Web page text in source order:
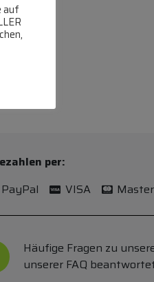
per:
PayPal VISA
Häufige Fragen zu
unserer FAQ
auf